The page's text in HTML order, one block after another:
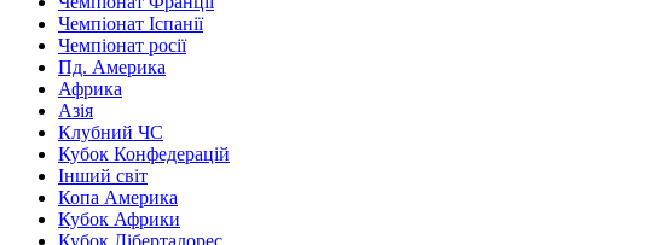
Чемпіонат Іспанії
Чемпіонат росії
Пд. Америка
Африка
Азія
Клубний ЧС
Кубок Конфедерацій
Інший світ
Копа Америка
Кубок Африки